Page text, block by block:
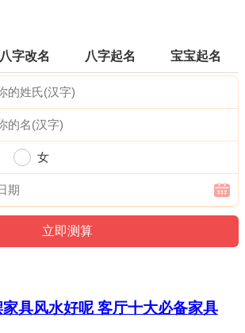
八字改名 八字起名 宝宝起名
女
具风水好呢 客厅十大必备家具